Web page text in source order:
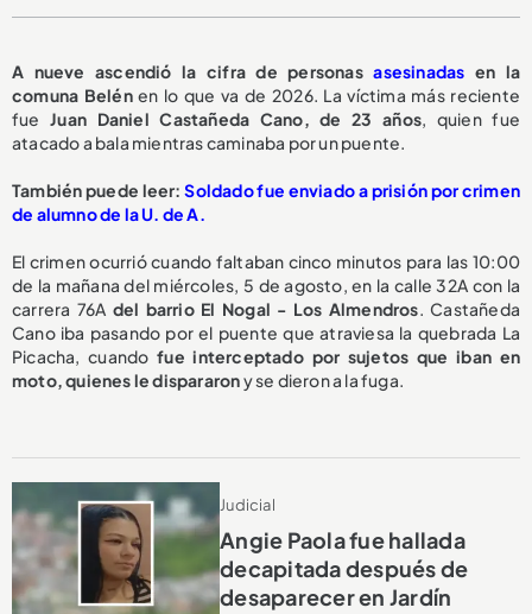
A nueve ascendió la cifra de personasasesinadas en la
comuna Belénen lo que va de 2026. La víctima más reciente
fue
Juan Daniel Castañeda Cano, de 23 años , quien fue
atacado a bala mientras caminaba por un puente.
También puede leer:Soldado fue enviado a prisión por crimen
de alumno de la U. de A.
El crimen ocurrió cuando faltaban cinco minutos para las 10:00
de la mañana del miércoles, 5 de agosto, en la calle 32A con la
carrera 76A del barrio El Nogal - Los Almendros . Castañeda
Cano iba pasando por el puente que atraviesa la quebrada La
Picacha, cuandofue interceptado por sujetos que iban en
moto, quienes le dispararony se dieron a la fuga.
Judicial
Angie Paola fue hallada
decapitada después de
desaparecer en Jardín